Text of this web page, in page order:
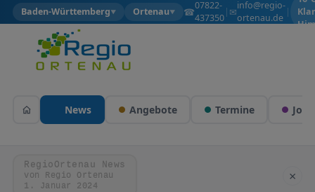
Baden-Württemberg▼ Ortenau▼ ☎07822-
437350
| ✉info@regio-
ortenau.de
|
News Angebote Termine Jobs
RegioOrtenau News
von Regio Ortenau
1. Januar 2024
×